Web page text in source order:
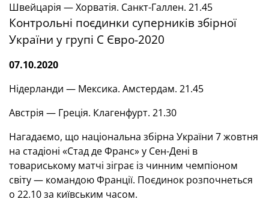
Швейцарія — Хорватія. Санкт-Галлен. 21.45
Контрольні поєдинки суперників збірної
України у групі С Євро-2020
07.10.2020
Нідерланди — Мексика. Амстердам. 21.45
Австрія — Греція. Клагенфурт. 21.30
Нагадаємо, що національна збірна України 7 жовтня
на стадіоні «Стад де Франс» у Сен-Дені в
товариському матчі зіграє із чинним чемпіоном
світу — командою Франції. Поєдинок розпочнеться
о 22.10 за київським часом.